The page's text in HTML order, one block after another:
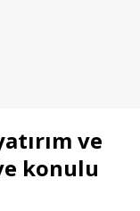
ve
konulu